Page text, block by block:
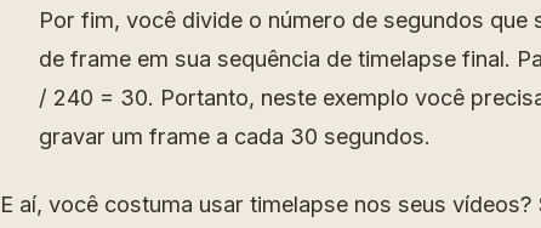
Por fim, você divide o número de segundos que
de frame em sua sequência de timelapse final.
/ 240 = 30. Portanto, neste exemplo você
gravar um frame a cada 30 segundos.
E aí, você costuma usar timelapse nos seus